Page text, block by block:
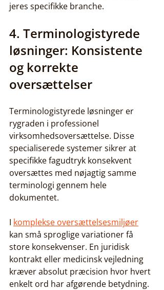
jeres specifikke branche.
4. Terminologistyrede
løsninger: Konsistente
og korrekte
oversættelser
Terminologistyrede løsninger er
rygraden i professionel
virksomhedsoversættelse. Disse
specialiserede systemer sikrer at
specifikke fagudtryk konsekvent
oversættes med nøjagtig samme
terminologi gennem hele
dokumentet.
I komplekse oversættelsesmiljøer
kan små sproglige variationer få
store konsekvenser. En juridisk
kontrakt eller medicinsk vejledning
kræver absolut præcision hvor hvert
enkelt ord har afgørende betydning.